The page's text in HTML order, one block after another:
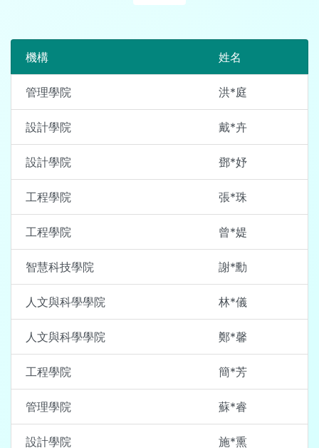
機構 姓名
管理學院 洪*庭
設計學院 戴*卉
設計學院 鄧*妤
工程學院 張*珠
工程學院 曾*媞
智慧科技學院 謝*勳
人文與科學學院 林*儀
人文與科學學院 鄭*馨
工程學院 簡*芳
管理學院 蘇*睿
設計學院 施*熏